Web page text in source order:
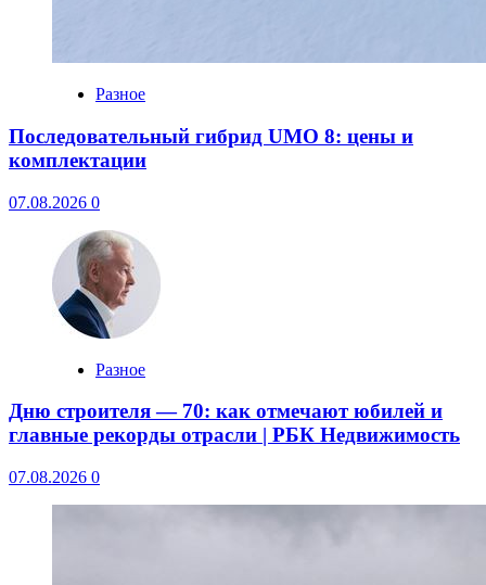
Разное
Последовательный гибрид UMO 8: цены и
комплектации
07.08.2026 0
Разное
Дню строителя — 70: как отмечают юбилей и
главные рекорды отрасли | РБК Недвижимость
07.08.2026 0